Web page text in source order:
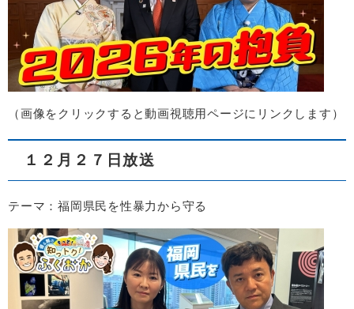
（画像をクリックすると動画視聴用ページにリンクします）
１２月２７日放送
テーマ：福岡県民を性暴力から守る